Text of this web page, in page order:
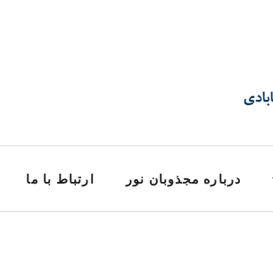
درباره مجذوبان نور ارتباط با ما